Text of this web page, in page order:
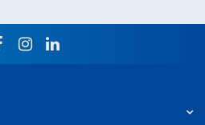
facebookinstagram
linkedin